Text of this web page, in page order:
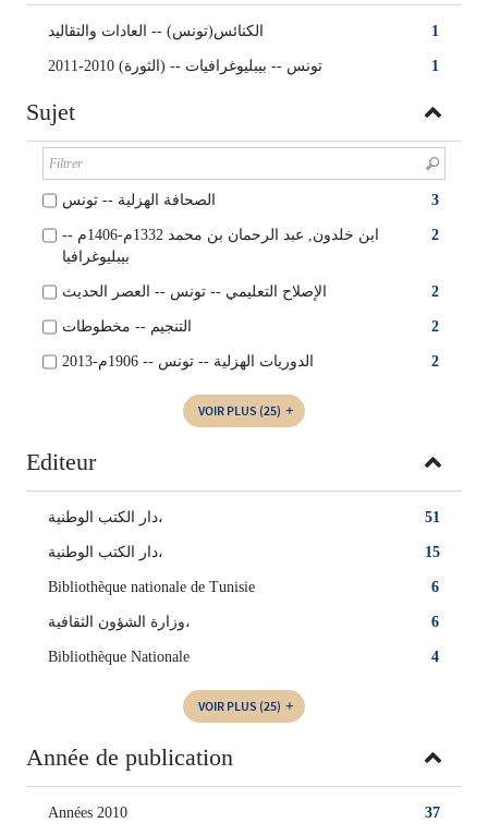
1 الكنائس(تونس) -- ‏العادات والتقاليد
1 تونس -- ‏بيبليوغرافيات -- ‏(الثورة) 2010-2011
Sujet
3 الصحافة الهزلية‏ -- ‏تونس
2
ابن خلدون, عبد الرحمان بن محمد 1332م-1406م --
بيبليوغرافيا
2 الإصلاح التعليمي -- تونس‏ -- ‏العصر الحديث
2 التنجيم‏ -- ‏مخطوطات
2 الدوريات الهزلية‏ -- ‏تونس‏‏ -- ‏1906م-2013
VOIR PLUS (25)
Editeur
51 دار الكتب الوطنية،
15 ‏دار الكتب الوطنية‏،
6
Bibliothèque nationale de Tunisie
6 وزارة الشؤون الثقافية،
4
Bibliothèque Nationale
VOIR PLUS (25)
Année de publication
37
Années 2010